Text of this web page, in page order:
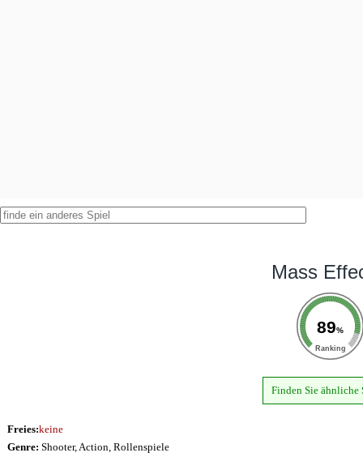
Mass
89%
Ranking
Finden Sie ähnliche
Freies:keine
Genre: Shooter, Action, Rollenspiele